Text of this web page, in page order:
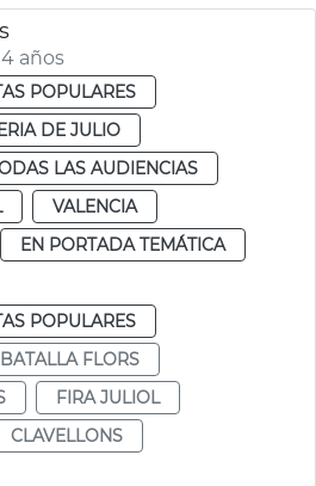
años
POPULARES
DE JULIO
LAS AUDIENCIAS
VALENCIA
EN PORTADA TEMÁTICA
POPULARES
BATALLA FLORS
FIRA JULIOL
CLAVELLONS